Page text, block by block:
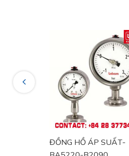
Previous
ĐỒNG HỒ ÁP SUẤT-